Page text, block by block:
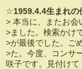
☆1959.4.4生まれの
> 本当に、またお会
>ました。検索かけ
>が最後でした。ご
>た。今度、コンサ
咲子です。見付け